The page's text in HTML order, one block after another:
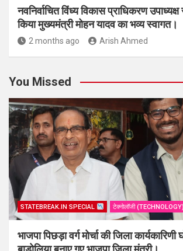
नवनिर्वाचित विंध्य विकास प्राधिकरण
किया मुख्यमंत्री मोहन यादव का भव्य स्वागत।
2 months ago Arish Ahmed
You Missed
STATEBREAK.IN SPECIAL टेक्नोलॉजी (TECHNOLOGY)
भाजपा पिछड़ा वर्ग मोर्चा की जिला कार्यकारिणी